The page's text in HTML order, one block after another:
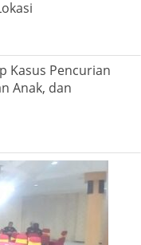
Kasus Pencurian
Anak, dan